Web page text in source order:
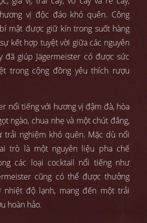
vị độc đáo khó quên. Công
mật được giữ kín trong suốt hàng
kết hợp tuyệt vời giữa các nguyên
đã giúp Jägermeister có được sức
trong cộng đồng yêu thích rượu
nổi tiếng với hương vị đậm đà, hòa
ngào, chua nhẹ và một chút đắng,
trải nghiệm khó quên. Mặc dù nổi
trò là một nguyên liệu pha chế
các loại cocktail nổi tiếng như
cũng có thể được thưởng
độ lạnh, mang đến một trải
hoàn hảo.